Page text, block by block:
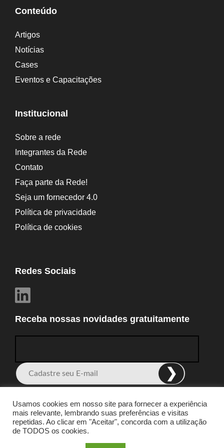
t
e
:
Conteúdo
Artigos
Notícias
Cases
Eventos e Capacitações
Institucional
Sobre a rede
Integrantes da Rede
Contato
Faça parte da Rede!
Seja um fornecedor 4.0
Política de privacidade
Política de cookies
Redes Sociais
Receba nossas novidades gratuitamente
© 2021 Rede RS Indústria 4.0. Todos os direitos
Usamos cookies em nosso site para fornecer a experiência
mais relevante, lembrando suas preferências e visitas
repetidas. Ao clicar em "Aceitar", concorda com a utilização
de TODOS os cookies.